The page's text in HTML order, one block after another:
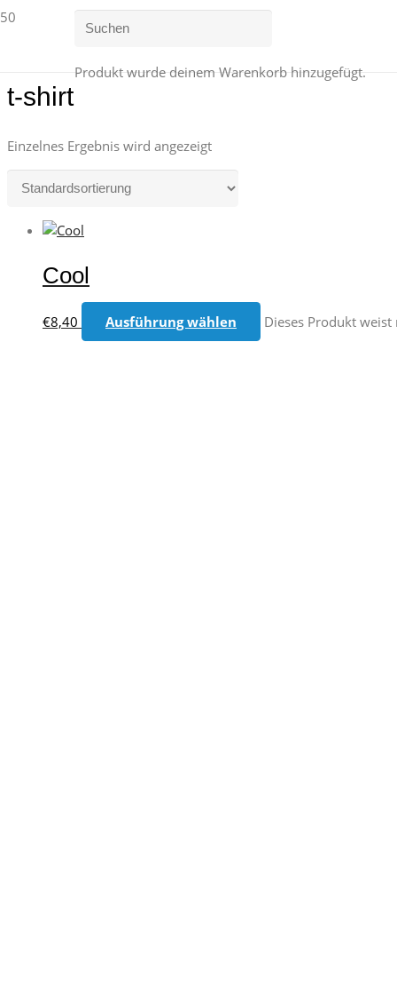
Produkt wurde deinem Warenkorb hinzugefügt.
t-shirt
Einzelnes Ergebnis wird angezeigt
Cool
€8,40 Ausführung wählen Dieses Produkt